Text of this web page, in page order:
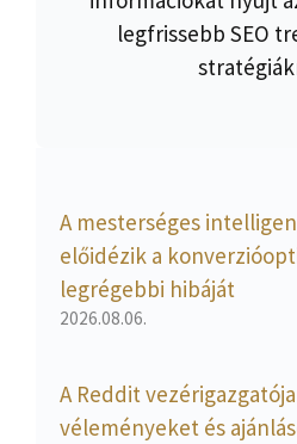
legfrissebb SEO
A mesterséges
előidézik a
legrégebbi hibáját
2026.08.06.
A Reddit
véleményeket és